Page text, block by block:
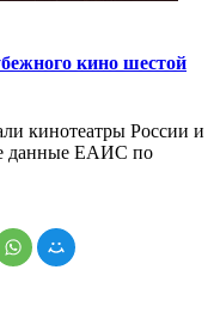
кино шестой
кинотеатры России и
данные ЕАИС по